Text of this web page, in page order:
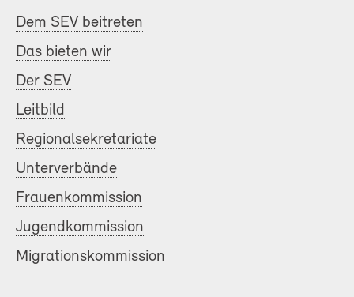
Dem SEV beitreten
Das bieten wir
Der SEV
Leitbild
Regionalsekretariate
Unterverbände
Frauenkommission
Jugendkommission
Migrationskommission